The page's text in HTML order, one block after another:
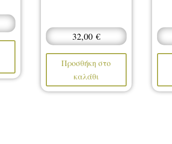
32,00 €
Προσθήκη στο
καλάθι